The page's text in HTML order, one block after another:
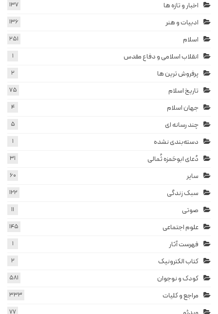
اخبار و تازه ها 137
ادبیات و هنر 136
اسلام 251
انقلاب اسلامی و دفاع مقدس 1
پرفروش ترین ها 2
تاریخ اسلام 75
جهان اسلام 4
چند رسانه ای 5
دسته‌بندی نشده 1
دُعای ابوحَمزه ثُمالی 31
سایر 60
سبک زندگی 122
صوتی 11
علوم اجتماعی 145
فهرست آثار 1
کتاب الکترونیک 2
کودک و نوجوان 581
مراجع و کلیات 333
77